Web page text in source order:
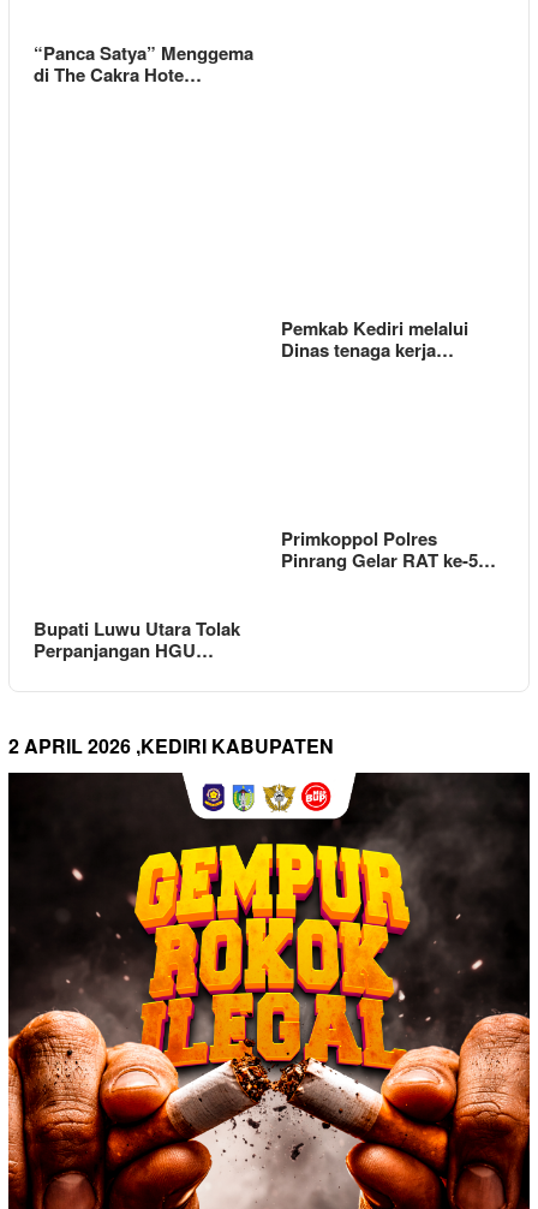
“Panca Satya” Menggema
di The Cakra Hote…
Pemkab Kediri melalui
Dinas tenaga kerja…
Bupati Luwu Utara Tolak
Perpanjangan HGU…
Primkoppol Polres
Pinrang Gelar RAT ke-5…
2 APRIL 2026 ,KEDIRI KABUPATEN